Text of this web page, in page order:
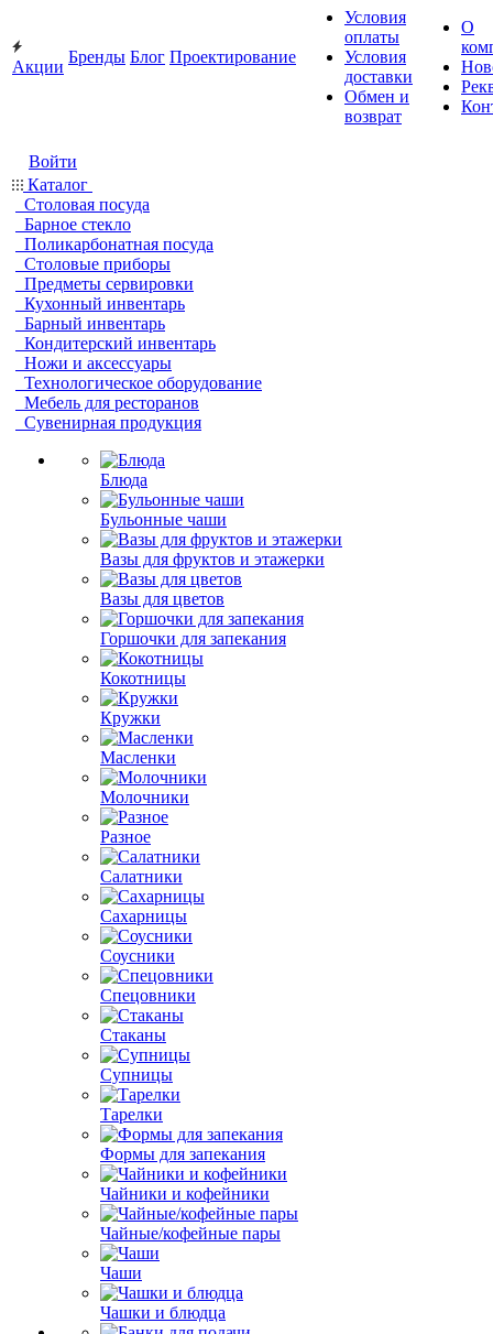
Акции
Бренды Блог Проектирование
Условия
оплаты
Условия
доставки
Обмен и
возврат
О
Войти
Каталог
Столовая посуда
Барное стекло
Поликарбонатная посуда
Столовые приборы
Предметы сервировки
Кухонный инвентарь
Барный инвентарь
Кондитерский инвентарь
Ножи и аксессуары
Технологическое оборудование
Мебель для ресторанов
Сувенирная продукция
Блюда
Бульонные чаши
Вазы для фруктов и этажерки
Вазы для цветов
Горшочки для запекания
Кокотницы
Кружки
Масленки
Молочники
Разное
Салатники
Сахарницы
Соусники
Спецовники
Стаканы
Супницы
Тарелки
Формы для запекания
Чайники и кофейники
Чайные/кофейные пары
Чаши
Чашки и блюдца